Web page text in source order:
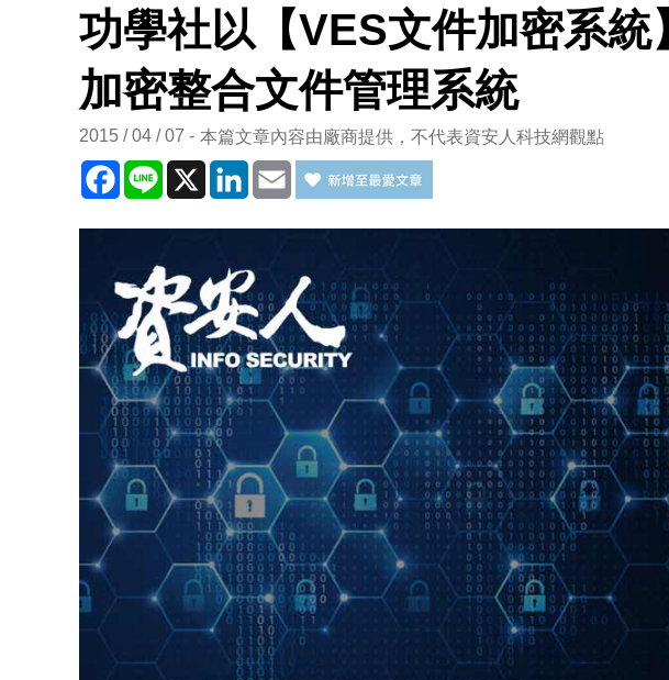
功學社以【VES文件加密系統
加密整合文件管理系統
2015 / 04 / 07 本篇文章內容由廠商提供，不代表資安人科技網觀點
Facebook
Line X LinkedInEmail